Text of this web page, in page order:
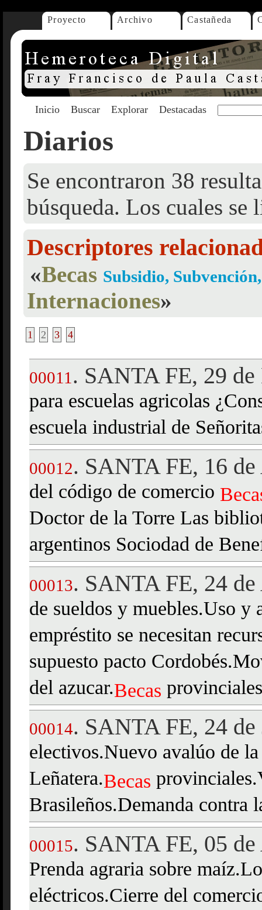
Proyecto Archivo Castañeda
Inicio Buscar Explorar Destacadas
Diarios
Se encontraron 38
búsqueda. Los cuales se
Descriptores
«Becas Subsidio,
Internaciones»
1 2 3 4
00011 . SANTA FE, 29
para escuelas agricolas
escuela industrial de
00012. SANTA FE, 16
del código de comercio
Doctor de la Torre Las
argentinos Sociodad de
00013. SANTA FE, 24
de sueldos y muebles.Uso y
empréstito se necesitan
supuesto pacto
del azucar.Becas
00014. SANTA FE, 24
electivos.Nuevo avalúo de
Leñatera.Becas
Brasileños.Demanda contra
00015. SANTA FE, 05
Prenda agraria sobre
eléctricos.Cierre del